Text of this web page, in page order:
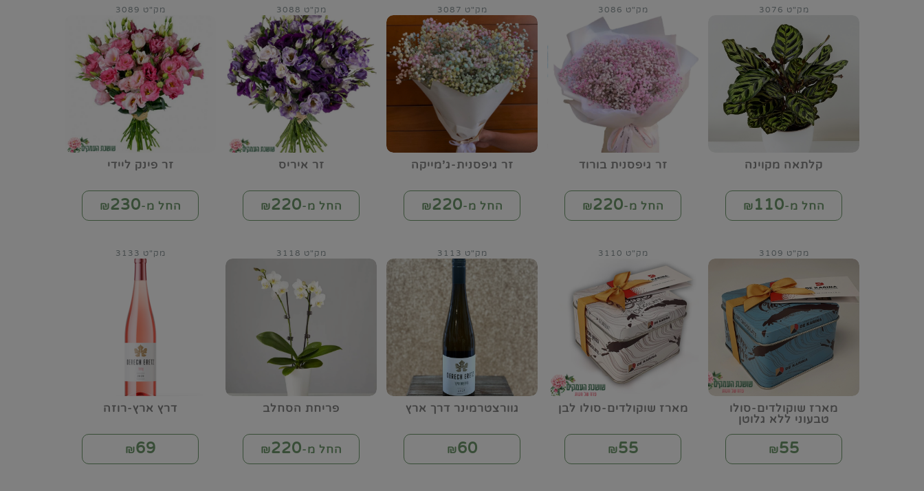
קלתאה מקוינה
מק"ט 3076
החל מ-₪110
זר גיפסנית בורוד
מק"ט 3086
החל מ-₪220
זר גיפסנית-ג'מייקה
מק"ט 3087
החל מ-₪220
זר איריס
מק"ט 3088
החל מ-₪220
זר פינק ליידי
מק"ט 3089
החל מ-₪230
מארז שוקולדים-סולו
טבעוני ללא גלוטן
מק"ט 3109
₪55
מארז שוקולדים-סולו לבן
מק"ט 3110
₪55
גוורצטרמינר דרך ארץ
מק"ט 3113
₪60
פריחת הסחלב
מק"ט 3118
החל מ-₪220
דרץ ארץ-רוזה
מק"ט 3133
₪69